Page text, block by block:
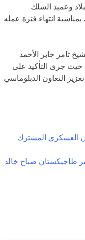
وعميد السلك
بمناسبة انتهاء فترة عمله
ثامر جابر الأحمد
حيث جرى التأكيد على
التعاون الدبلوماسي
العسكري المشترك
طاجيكستان صباح خالد